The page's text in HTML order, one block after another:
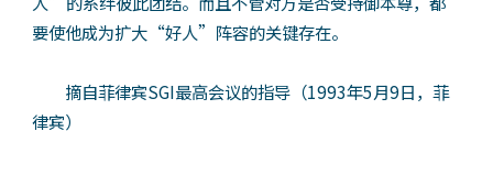
要使他成为扩大“好人”阵容的关键存在。
摘自菲律宾SGI最高会议的指导（1993年5月9日，菲
律宾）